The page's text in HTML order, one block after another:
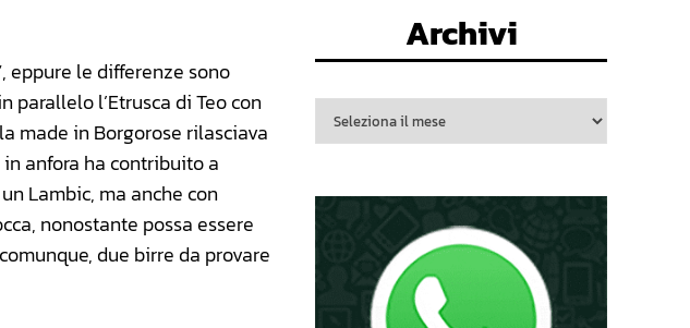
eppure le differenze sono
l’Etrusca di Teo con
made in Borgorose rilasciava
anfora ha contribuito a
Lambic, ma anche con
nonostante possa essere
due birre da provare
Archivi